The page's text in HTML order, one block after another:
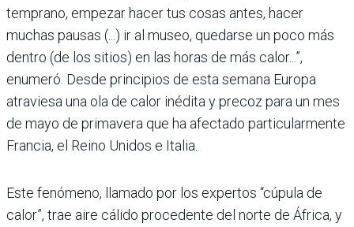
temprano, empezar hacer tus cosas antes, hacer
muchas pausas (...) ir al museo, quedarse un poco más
dentro (de los sitios) en las horas de más calor...”,
enumeró. Desde principios de esta semana Europa
atraviesa una ola de calor inédita y precoz para un mes
de mayo de primavera que ha afectado particularmente
Francia, el Reino Unidos e Italia.
Este fenómeno, llamado por los expertos “cúpula de
calor”, trae aire cálido procedente del norte de África, y